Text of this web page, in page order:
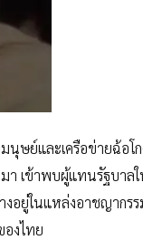
ษย์และเครือข่ายฉ้อโ
า เข้าพบผู้แทนรัฐบาล
งอยู่ในแหล่งอาชญากรร
องไทย